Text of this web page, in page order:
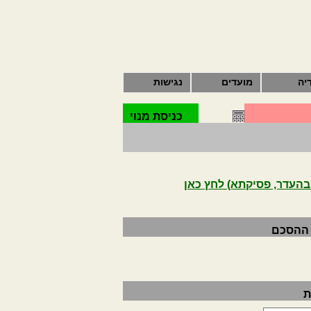
מועדים נגישות
כניסת מנוי
פסיקתא) לחץ כאן
ההסכם